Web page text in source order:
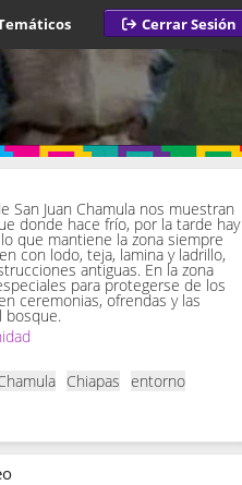
Cerrar Sesión
San Juan Chamula nos muestran
donde hace frío, por la tarde hay
que mantiene la zona siempre
con lodo, teja, lamina y ladrillo,
antiguas. En la zona
para protegerse de los
ceremonias, ofrendas y las
bosque.
Chiapas entorno